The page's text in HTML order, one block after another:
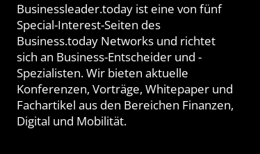
Businessleader.today ist eine von fünf
Special-Interest-Seiten des
Business.today Networks und richtet
sich an Business-Entscheider und -
Spezialisten. Wir bieten aktuelle
Konferenzen, Vorträge, Whitepaper und
Fachartikel aus den Bereichen Finanzen,
Digital und Mobilität.